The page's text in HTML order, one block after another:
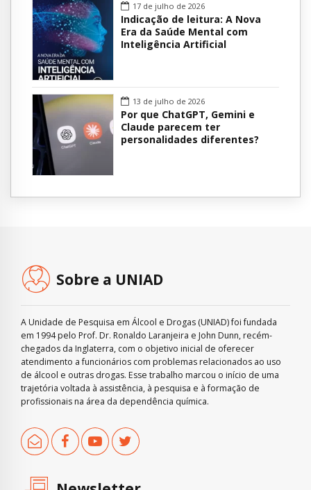
17 de julho de 2026
Indicação de leitura: A Nova
Era da Saúde Mental com
Inteligência Artificial
13 de julho de 2026
Por que ChatGPT, Gemini e
Claude parecem ter
personalidades diferentes?
Sobre a UNIAD
A Unidade de Pesquisa em Álcool e Drogas (UNIAD) foi fundada
em 1994 pelo Prof. Dr. Ronaldo Laranjeira e John Dunn, recém-
chegados da Inglaterra, com o objetivo inicial de oferecer
atendimento a funcionários com problemas relacionados ao uso
de álcool e outras drogas. Esse trabalho marcou o início de uma
trajetória voltada à assistência, à pesquisa e à formação de
profissionais na área da dependência química.